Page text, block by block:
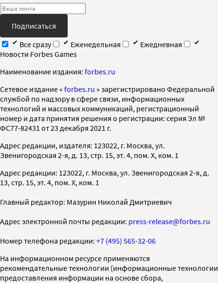
Подписаться
Все сразу
Еженедельная
Ежедневная
Новости Forbes Games
Наименование издания: forbes.ru
Cетевое издание « forbes.ru » зарегистрировано Федеральной
службой по надзору в сфере связи, информационных
технологий и массовых коммуникаций, регистрационный
номер и дата принятия решения о регистрации: серия Эл №
ФС77-82431 от 23 декабря 2021 г.
Адрес редакции, издателя: 123022, г. Москва, ул.
Звенигородская 2-я, д. 13, стр. 15, эт. 4, пом. X, ком. 1
Адрес редакции: 123022, г. Москва, ул. Звенигородская 2-я, д.
13, стр. 15, эт. 4, пом. X, ком. 1
Главный редактор: Мазурин Николай Дмитриевич
Адрес электронной почты редакции: press-release@forbes.ru
Номер телефона редакции: +7 (495) 565-32-06
На информационном ресурсе применяются
рекомендательные технологии (информационные технологии
предоставления информации на основе сбора,